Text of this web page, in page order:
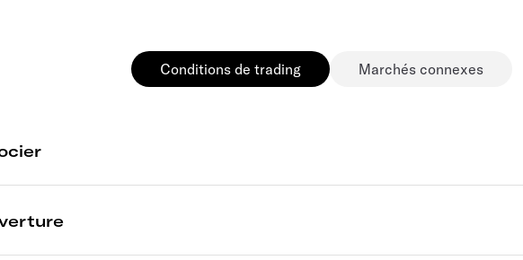
Conditions de trading Marchés connexes